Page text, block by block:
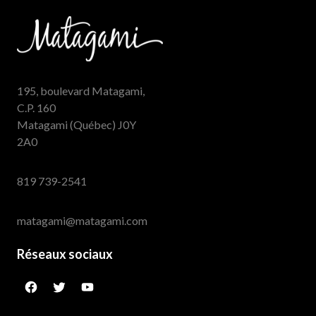
195, boulevard Matagami,
C.P. 160
Matagami (Québec) J0Y
2A0
819 739-2541
matagami@matagami.com
Réseaux sociaux
facebooktwittergoogleplus